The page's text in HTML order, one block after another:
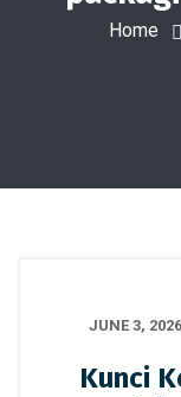
Home
JUNE 3, 2026
Kunci